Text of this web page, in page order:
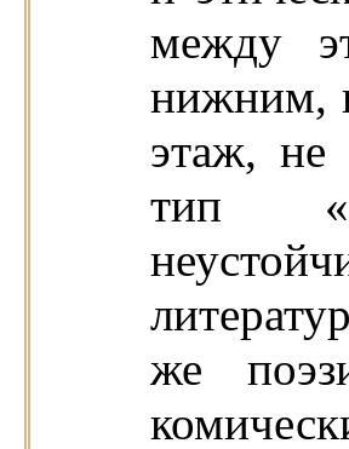
между
нижним,
этаж, не
тип
же